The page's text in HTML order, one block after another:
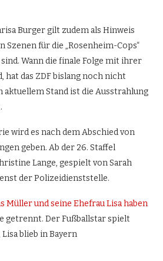
Burger gilt zudem als Hinweis
Szenen für die „Rosenheim-Cops“
Wann die finale Folge mit ihrer
hat das ZDF bislang noch nicht
aktuellem Stand ist die Ausstrahlung
wird es nach dem Abschied von
geben. Ab der 26. Staffel
Lange, gespielt von Sarah
der Polizeidienststelle.
Müller und seine Ehefrau Lisa haben
getrennt. Der Fußballstar spielt
blieb in Bayern